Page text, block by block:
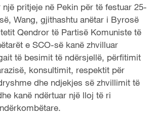
një pritjeje në Pekin për të festuar 25-
Wang, gjithashtu anëtar i Byrosë
Qendror të Partisë Komuniste të
e SCO-së kanë zhvilluar
të besimit të ndërsjellë, përfitimit
konsultimit, respektit për
dhe ndjekjes së zhvillimit të
kanë ndërtuar një lloj të ri